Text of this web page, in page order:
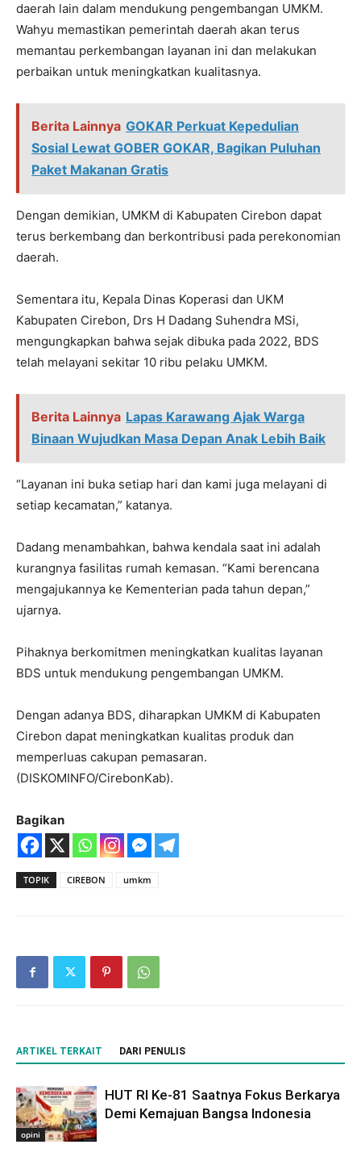
daerah lain dalam mendukung pengembangan UMKM.
Wahyu memastikan pemerintah daerah akan terus
memantau perkembangan layanan ini dan melakukan
perbaikan untuk meningkatkan kualitasnya.
Berita Lainnya GOKAR Perkuat Kepedulian
Sosial Lewat GOBER GOKAR, Bagikan Puluhan
Paket Makanan Gratis
Dengan demikian, UMKM di Kabupaten Cirebon dapat
terus berkembang dan berkontribusi pada perekonomian
daerah.
Sementara itu, Kepala Dinas Koperasi dan UKM
Kabupaten Cirebon, Drs H Dadang Suhendra MSi,
mengungkapkan bahwa sejak dibuka pada 2022, BDS
telah melayani sekitar 10 ribu pelaku UMKM.
Berita Lainnya Lapas Karawang Ajak Warga
Binaan Wujudkan Masa Depan Anak Lebih Baik
“Layanan ini buka setiap hari dan kami juga melayani di
setiap kecamatan,” katanya.
Dadang menambahkan, bahwa kendala saat ini adalah
kurangnya fasilitas rumah kemasan. “Kami berencana
mengajukannya ke Kementerian pada tahun depan,”
ujarnya.
Pihaknya berkomitmen meningkatkan kualitas layanan
BDS untuk mendukung pengembangan UMKM.
Dengan adanya BDS, diharapkan UMKM di Kabupaten
Cirebon dapat meningkatkan kualitas produk dan
memperluas cakupan pemasaran.
(DISKOMINFO/CirebonKab).
Bagikan
TOPIK CIREBON umkm
ARTIKEL TERKAIT DARI PENULIS
opini
HUT RI Ke-81 Saatnya Fokus Berkarya
Demi Kemajuan Bangsa Indonesia